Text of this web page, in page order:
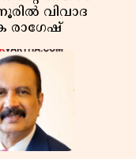
വിവാദ
രാഗേഷ്